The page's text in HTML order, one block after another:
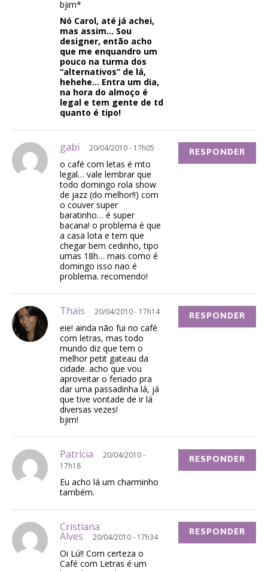
bjim*
Nó Carol, até já achei,
mas assim… Sou
designer, então acho
que me enquandro um
pouco na turma dos
“alternativos” de lá,
hehehe… Entra um dia,
na hora do almoço é
legal e tem gente de td
quanto é tipo!
gabi 20/04/2010 - 17h05
o café com letas é mto
legal… vale lembrar que
todo domingo rola show
de jazz (do melhor!!) com
o couver super
baratinho… é super
bacana! o problema é que
a casa lota e tem que
chegar bem cedinho, tipo
umas 18h… mais como é
domingo isso nao é
problema. recomendo!
RESPONDER
Thais 20/04/2010 - 17h14
eie! ainda não fui no café
com letras, mas todo
mundo diz que tem o
melhor petit gateau da
cidade. acho que vou
aproveitar o feriado pra
dar uma passadinha lá, já
que tive vontade de ir lá
diversas vezes!
bjim!
RESPONDER
Patrícia
20/04/2010 -
17h18
Eu acho lá um charminho
também.
RESPONDER
Cristiana
Alves 20/04/2010 - 17h34
Oi Lú!! Com certeza o
Café com Letras é um
RESPONDER